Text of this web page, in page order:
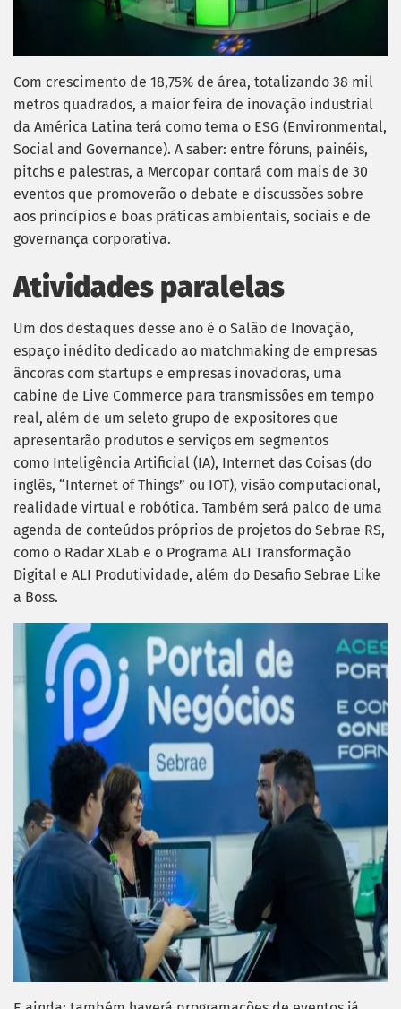
Com crescimento de 18,75% de área, totalizando 38 mil
metros quadrados, a maior feira de inovação industrial
da América Latina terá como tema o ESG (Environmental,
Social and Governance). A saber: entre fóruns, painéis,
pitchs e palestras, a Mercopar contará com mais de 30
eventos que promoverão o debate e discussões sobre
aos princípios e boas práticas ambientais, sociais e de
governança corporativa.
Atividades paralelas
Um dos destaques desse ano é o Salão de Inovação,
espaço inédito dedicado ao matchmaking de empresas
âncoras com startups e empresas inovadoras, uma
cabine de Live Commerce para transmissões em tempo
real, além de um seleto grupo de expositores que
apresentarão produtos e serviços em segmentos
como Inteligência Artificial (IA), Internet das Coisas (do
inglês, “Internet of Things” ou IOT), visão computacional,
realidade virtual e robótica. Também será palco de uma
agenda de conteúdos próprios de projetos do Sebrae RS,
como o Radar XLab e o Programa ALI Transformação
Digital e ALI Produtividade, além do Desafio Sebrae Like
a Boss.